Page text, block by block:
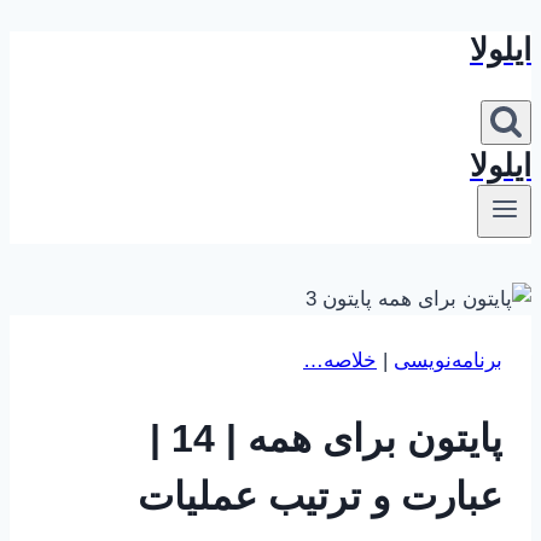
بازگشت
محتوا
ایلولا
ایلولا
برنامه‌نویسی | خلاصه…
پایتون برای همه | 14 |
عبارت و ترتیب عملیات